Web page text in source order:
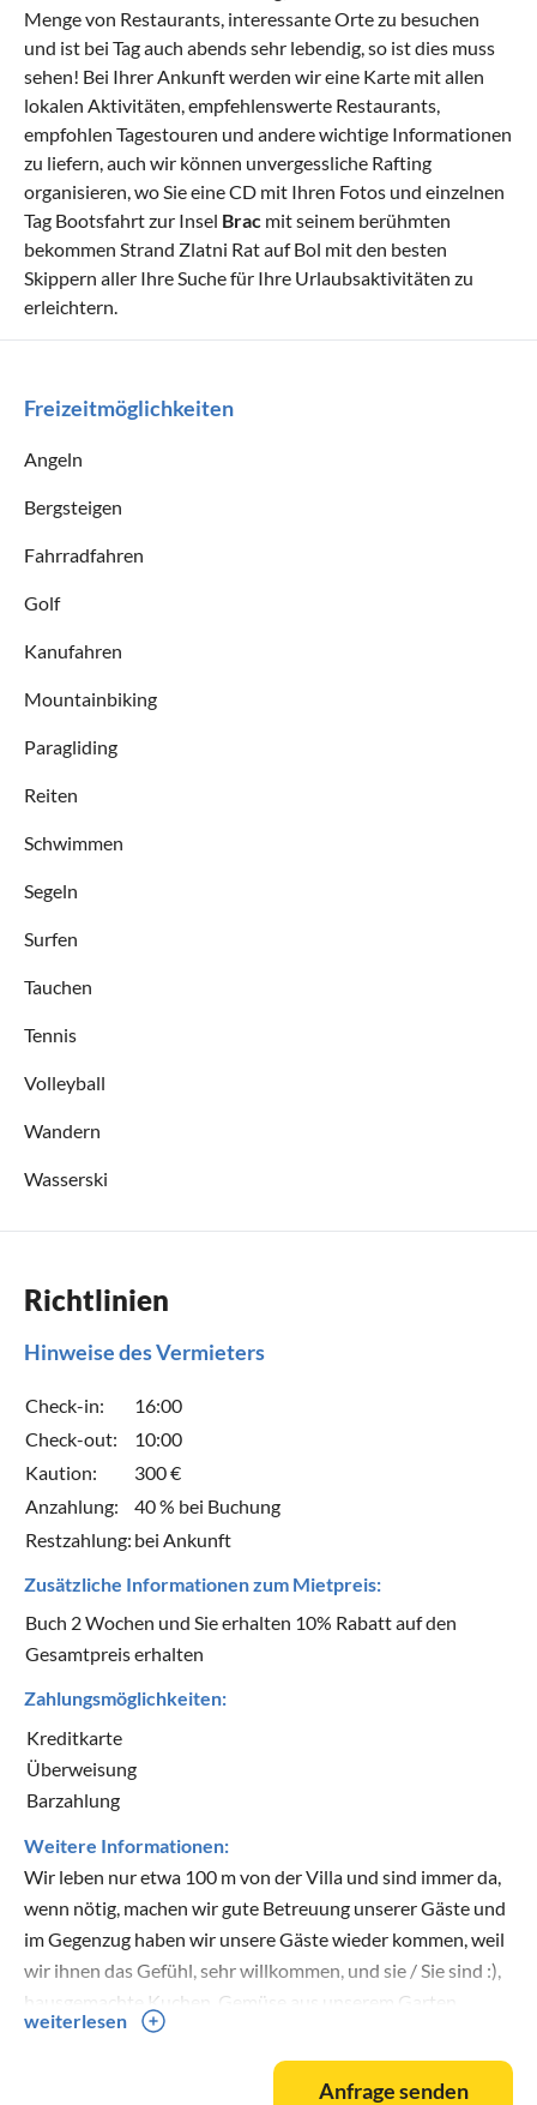
Menge von Restaurants, interessante Orte zu besuchen
und ist bei Tag auch abends sehr lebendig, so ist dies muss
sehen! Bei Ihrer Ankunft werden wir eine Karte mit allen
lokalen Aktivitäten, empfehlenswerte Restaurants,
empfohlen Tagestouren und andere wichtige Informationen
zu liefern, auch wir können unvergessliche Rafting
organisieren, wo Sie eine CD mit Ihren Fotos und einzelnen
Tag Bootsfahrt zur Insel Brac mit seinem berühmten
bekommen Strand Zlatni Rat auf Bol mit den besten
Skippern aller Ihre Suche für Ihre Urlaubsaktivitäten zu
erleichtern.
Freizeitmöglichkeiten
Angeln
Bergsteigen
Fahrradfahren
Golf
Kanufahren
Mountainbiking
Paragliding
Reiten
Schwimmen
Segeln
Surfen
Tauchen
Tennis
Volleyball
Wandern
Wasserski
Richtlinien
Hinweise des Vermieters
Check-in:
16:00
Check-out:
10:00
Kaution:
300 €
Anzahlung:
40 % bei Buchung
Restzahlung: bei Ankunft
Zusätzliche Informationen zum Mietpreis:
Buch 2 Wochen und Sie erhalten 10% Rabatt auf den
Gesamtpreis erhalten
Zahlungsmöglichkeiten:
Kreditkarte
Überweisung
Barzahlung
Weitere Informationen:
Wir leben nur etwa 100 m von der Villa und sind immer da,
wenn nötig, machen wir gute Betreuung unserer Gäste und
im Gegenzug haben wir unsere Gäste wieder kommen, weil
wir ihnen das Gefühl, sehr willkommen, und sie / Sie sind :),
hausgemachte Kuchen, Gemüse aus unserem Garten,
hausgemachte Wein und Obst der Saison aus unserem
Garten - das ist, was wir ohne Gebühr als
weiterlesen
Anfrage senden